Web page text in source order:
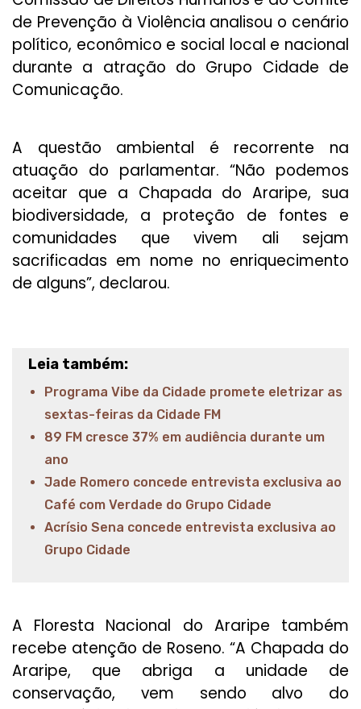
de Prevenção à Violência analisou o cenário
político, econômico e social local e nacional
durante a atração do Grupo Cidade de
Comunicação.
A questão ambiental é recorrente na
atuação do parlamentar. “Não podemos
aceitar que a Chapada do Araripe, sua
biodiversidade, a proteção de fontes e
comunidades que vivem ali sejam
sacrificadas em nome no enriquecimento
de alguns”, declarou.
Leia também:
Programa Vibe da Cidade promete eletrizar as
sextas-feiras da Cidade FM
89 FM cresce 37% em audiência durante um
ano
Jade Romero concede entrevista exclusiva ao
Café com Verdade do Grupo Cidade
Acrísio Sena concede entrevista exclusiva ao
Grupo Cidade
A Floresta Nacional do Araripe também
recebe atenção de Roseno. “A Chapada do
Araripe, que abriga a unidade de
conservação, vem sendo alvo do